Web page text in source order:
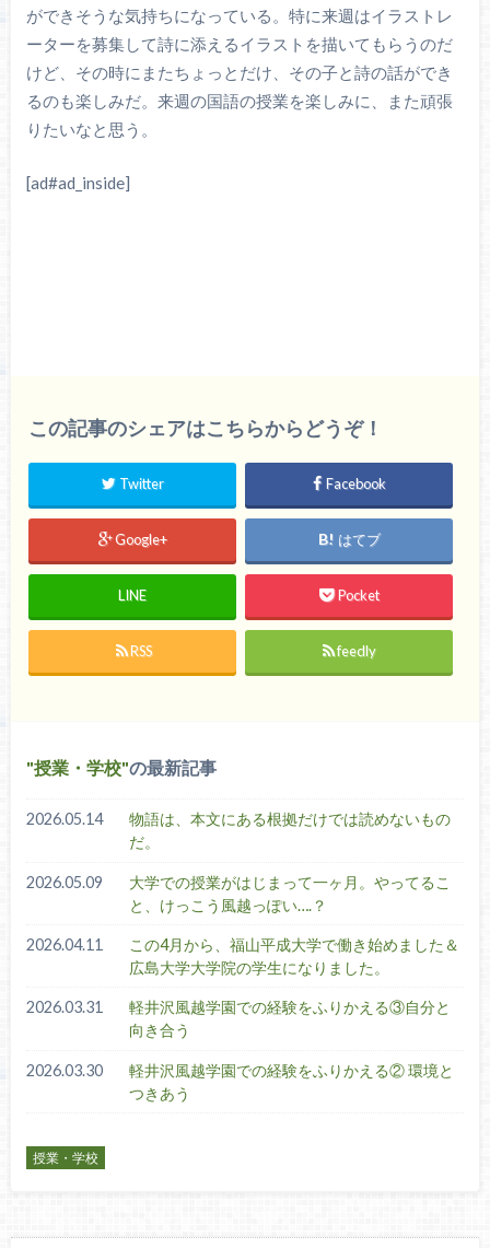
ができそうな気持ちになっている。特に来週はイラストレ
ーターを募集して詩に添えるイラストを描いてもらうのだ
けど、その時にまたちょっとだけ、その子と詩の話ができ
るのも楽しみだ。来週の国語の授業を楽しみに、また頑張
りたいなと思う。
[ad#ad_inside]
この記事のシェアはこちらからどうぞ！
Twitter Facebook
Google+ はてブ
LINE Pocket
RSS feedly
授業・学校 の最新記事
2026.05.14
物語は、本文にある根拠だけでは読めないもの
だ。
2026.05.09
大学での授業がはじまって一ヶ月。やってるこ
と、けっこう風越っぽい….？
2026.04.11
この4月から、福山平成大学で働き始めました＆
広島大学大学院の学生になりました。
2026.03.31
軽井沢風越学園での経験をふりかえる③自分と
向き合う
2026.03.30
軽井沢風越学園での経験をふりかえる② 環境と
つきあう
授業・学校